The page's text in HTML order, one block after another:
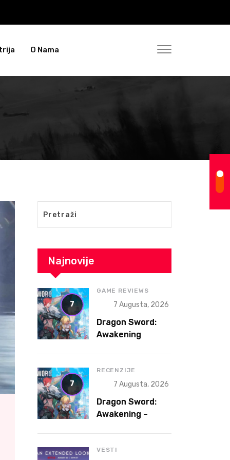
O Nama
Najnovije
7
GAME REVIEWS
7 Augusta, 2026
Dragon Sword:
Awakening
Accidentally
Became a Better
Game
7
RECENZIJE
7 Augusta, 2026
Dragon Sword:
Awakening –
bolja igra
VESTI